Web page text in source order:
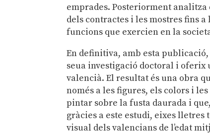
emprades. Posteriorment
dels contractes i les mostres fins
funcions que exercien en la
En definitiva, amb esta
seua investigació doctoral i
valencià. El resultat és una obra
només a les figures, els colors i
pintar sobre la fusta daurada i
gràcies a este estudi, eixes
visual dels valencians de l’edat